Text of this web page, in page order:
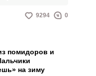
9294 0
помидоров и
на зиму